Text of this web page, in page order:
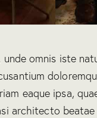
omnis iste
eaque ipsa,
architecto